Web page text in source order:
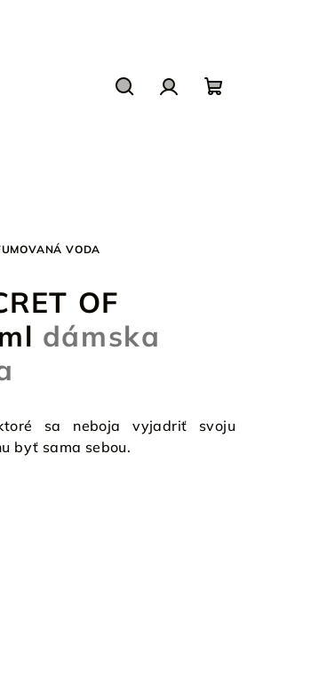
VODA
OF
dámska
sa neboja vyjadriť svoju
byť sama sebou.